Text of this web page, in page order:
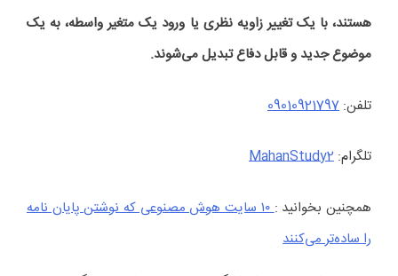
هستند، با یک تغییر زاویه نظری یا ورود یک متغیر واسطه‌، به یک
موضوع جدید و قابل دفاع تبدیل می‌شوند.
تلفن: 09010921797
تلگرام: MahanStudy2
همچنین بخوانید : ۱۰ سایت هوش مصنوعی که نوشتن پایان‌ نامه
را ساده‌تر می‌کنند